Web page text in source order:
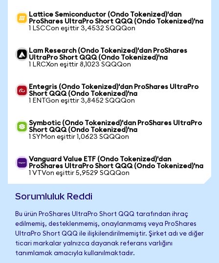
Lattice Semiconductor (Ondo Tokenized)'dan
ProShares UltraPro Short QQQ (Ondo Tokenized)'na
1 LSCCon eşittir 3,4532 SQQQon
Lam Research (Ondo Tokenized)'dan ProShares
UltraPro Short QQQ (Ondo Tokenized)'na
1 LRCXon eşittir 8,1023 SQQQon
Entegris (Ondo Tokenized)'dan ProShares UltraPro
Short QQQ (Ondo Tokenized)'na
1 ENTGon eşittir 3,8452 SQQQon
Symbotic (Ondo Tokenized)'dan ProShares UltraPro
Short QQQ (Ondo Tokenized)'na
1 SYMon eşittir 1,0623 SQQQon
Vanguard Value ETF (Ondo Tokenized)'dan
ProShares UltraPro Short QQQ (Ondo Tokenized)'na
1 VTVon eşittir 5,9529 SQQQon
Sorumluluk Reddi
Bu ürün ProShares UltraPro Short QQQ tarafından ihraç
edilmemiş, desteklenmemiş, onaylanmamış veya ProShares
UltraPro Short QQQ ile ilişkilendirilmemiştir. Şirket adı ve diğer
ticari markalar yalnızca dayanak referans varlığını
tanımlamak amacıyla kullanılmaktadır.